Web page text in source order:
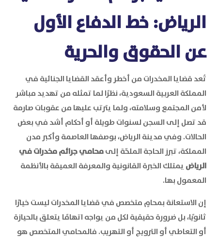
الرياض: خط الدفاع الأول
عن الحقوق والحرية
تُعد قضايا المخدرات من أخطر وأعقد القضايا الجنائية في
المملكة العربية السعودية، نظرًا لما تمثله من تهديد مباشر
لأمن المجتمع وسلامته، ولما يترتب عليها من عقوبات صارمة
قد تصل إلى السجن لسنوات طويلة أو أحكام أشد في بعض
الحالات. وفي مدينة الرياض، بوصفها العاصمة وأكبر مدن
المملكة، تبرز الحاجة الملحّة إلىمحامي جرائم مخدرات في
الرياض يمتلك الخبرة القانونية والمعرفة العميقة بالأنظمة
المعمول بها.
إن الاستعانة بمحامٍ متخصص في قضايا المخدرات ليست خيارًا
ثانويًا، بل ضرورة حقيقية لكل من يواجه اتهامًا يتعلق بالحيازة
أو التعاطي أو الترويج أو التهريب. فالمحامي المتخصص هو